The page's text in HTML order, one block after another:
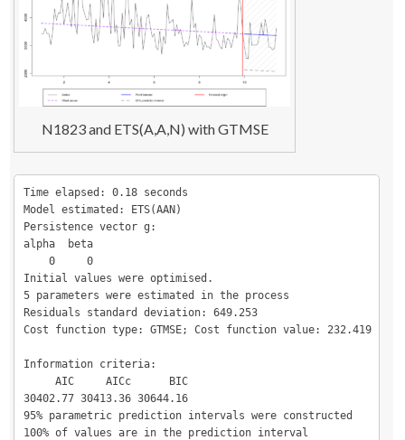
N1823 and ETS(A,A,N) with GTMSE
Time elapsed: 0.18 seconds
Model estimated: ETS(AAN)
Persistence vector g:
alpha  beta
    0     0
Initial values were optimised.
5 parameters were estimated in the process
Residuals standard deviation: 649.253
Cost function type: GTMSE; Cost function value: 232.419
Information criteria:
     AIC     AICc      BIC
30402.77 30413.36 30644.16
95% parametric prediction intervals were constructed
100% of values are in the prediction interval